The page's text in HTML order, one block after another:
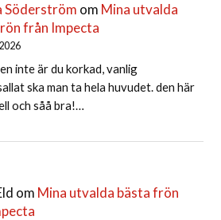
Söderström om Mina utvalda
från Impecta
inte är du korkad, vanlig
ska man ta hela huvudet. den här
och såå bra!…
om Mina utvalda bästa frön